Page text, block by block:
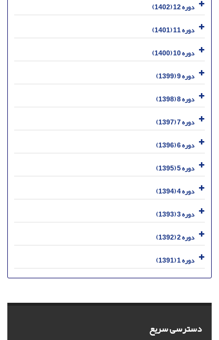
دوره 12 (1402)
دوره 11 (1401)
دوره 10 (1400)
دوره 9 (1399)
دوره 8 (1398)
دوره 7 (1397)
دوره 6 (1396)
دوره 5 (1395)
دوره 4 (1394)
دوره 3 (1393)
دوره 2 (1392)
دوره 1 (1391)
دسترسی سریع